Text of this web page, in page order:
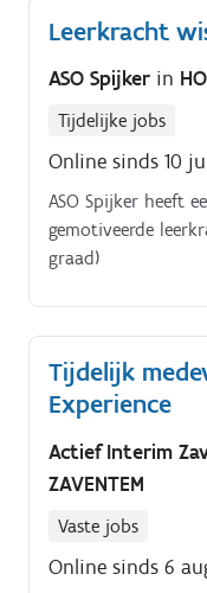
Leerkracht
ASO Spijker in
Tijdelijke jobs
Online sinds 10
ASO Spijker heeft
gemotiveerde
graad)
Tijdelijk
Experience
Actief Interim
ZAVENTEM
Vaste jobs
Online sinds 6